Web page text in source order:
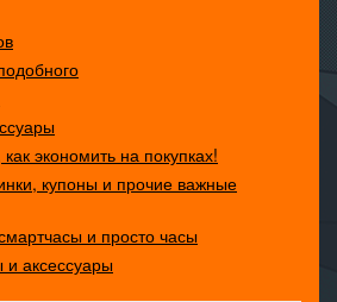
экономить на покупках!
купоны и прочие важные
и просто часы
аксессуары